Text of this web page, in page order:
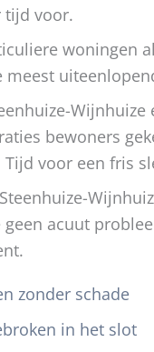
voor.
woningen
meest
bewoners
voor een fris
geen acuut
zonder schade
in het slot